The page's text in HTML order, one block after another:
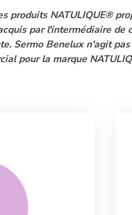
produits NATULIQUE®
par l'intermédiaire
Sermo Benelux n'agit
pour la marque